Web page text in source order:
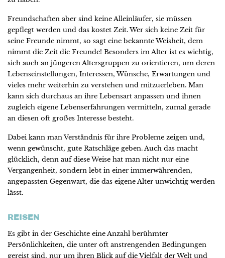
Freundschaften aber sind keine Alleinläufer, sie müssen
gepflegt werden und das kostet Zeit. Wer sich keine Zeit für
seine Freunde nimmt, so sagt eine bekannte Weisheit, dem
nimmt die Zeit die Freunde! Besonders im Alter ist es wichtig,
sich auch an jüngeren Altersgruppen zu orientieren, um deren
Lebenseinstellungen, Interessen, Wünsche, Erwartungen und
vieles mehr weiterhin zu verstehen und mitzuerleben. Man
kann sich durchaus an ihre Lebensart anpassen und ihnen
zugleich eigene Lebenserfahrungen vermitteln, zumal gerade
an diesen oft großes Interesse besteht.
Dabei kann man Verständnis für ihre Probleme zeigen und,
wenn gewünscht, gute Ratschläge geben. Auch das macht
glücklich, denn auf diese Weise hat man nicht nur eine
Vergangenheit, sondern lebt in einer immerwährenden,
angepassten Gegenwart, die das eigene Alter unwichtig werden
lässt.
REISEN
Es gibt in der Geschichte eine Anzahl berühmter
Persönlichkeiten, die unter oft anstrengenden Bedingungen
gereist sind, nur um ihren Blick auf die Vielfalt der Welt und